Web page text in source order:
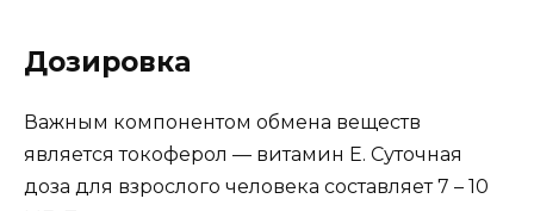
Дозировка
Важным компонентом обмена веществ
является токоферол — витамин Е. Суточная
доза для взрослого человека составляет 7 – 10